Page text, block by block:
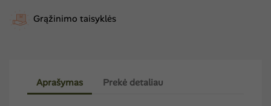
Grąžinimo taisyklės
Aprašymas Prekė detaliau